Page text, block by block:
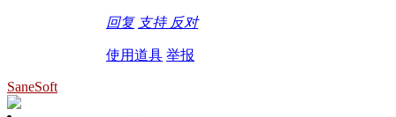
回复 支持 反对
使用道具 举报
SaneSoft